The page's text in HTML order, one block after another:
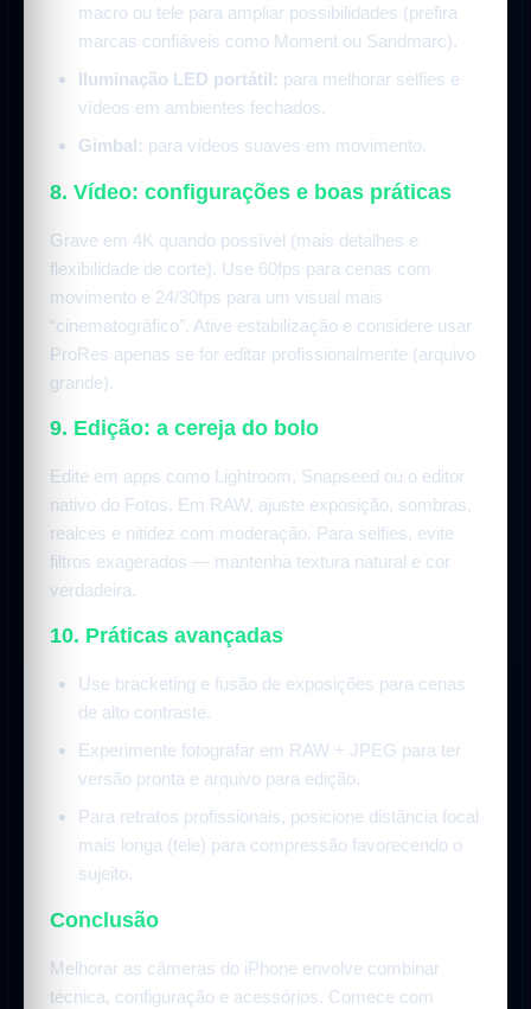
macro ou tele para ampliar possibilidades (prefira
marcas confiáveis como Moment ou Sandmarc).
Iluminação LED portátil: para melhorar selfies e
vídeos em ambientes fechados.
Gimbal: para vídeos suaves em movimento.
8. Vídeo: configurações e boas práticas
Grave em 4K quando possível (mais detalhes e
flexibilidade de corte). Use 60fps para cenas com
movimento e 24/30fps para um visual mais
“cinematográfico”. Ative estabilização e considere usar
ProRes apenas se for editar profissionalmente (arquivo
grande).
9. Edição: a cereja do bolo
Edite em apps como Lightroom, Snapseed ou o editor
nativo do Fotos. Em RAW, ajuste exposição, sombras,
realces e nitidez com moderação. Para selfies, evite
filtros exagerados — mantenha textura natural e cor
verdadeira.
10. Práticas avançadas
Use bracketing e fusão de exposições para cenas
de alto contraste.
Experimente fotografar em RAW + JPEG para ter
versão pronta e arquivo para edição.
Para retratos profissionais, posicione distância focal
mais longa (tele) para compressão favorecendo o
sujeito.
Conclusão
Melhorar as câmeras do iPhone envolve combinar
técnica, configuração e acessórios. Comece com